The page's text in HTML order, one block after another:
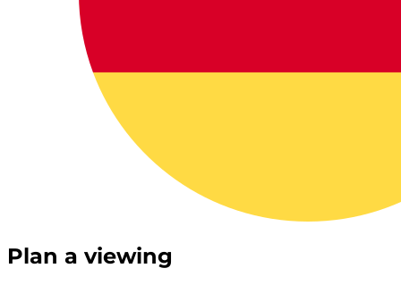
Plan a viewing